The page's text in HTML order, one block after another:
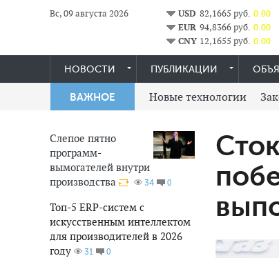
Вс, 09 августа 2026 USD 82,1665 руб. 0.00
EUR 94,8366 руб. 0.00
CNY 12,1655 руб. 0.00
НОВОСТИ ПУБЛИКАЦИИ
ВАЖНОЕ Новые технологии
Слепое пятно
программ-
вымогателей внутри
производства
34 0
Топ-5 ERP-систем с
искусственным интеллектом
для производителей в 2026
году
31 0